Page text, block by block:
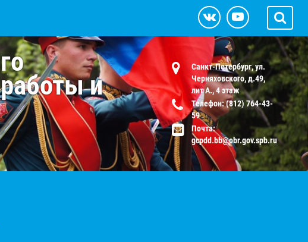
и
Санкт-Петербург, ул.
Черняховского, д.49,
лит А., 4 этаж
Телефон: (812) 764-43-
59
Почта:
gcpdd.bb@obr.gov.spb.ru